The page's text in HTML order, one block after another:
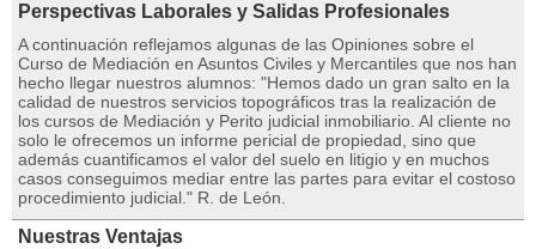
Perspectivas Laborales y Salidas Profesionales
A continuación reflejamos algunas de las Opiniones sobre el
Curso de Mediación en Asuntos Civiles y Mercantiles que nos han
hecho llegar nuestros alumnos: "Hemos dado un gran salto en la
calidad de nuestros servicios topográficos tras la realización de
los cursos de Mediación y Perito judicial inmobiliario. Al cliente no
solo le ofrecemos un informe pericial de propiedad, sino que
además cuantificamos el valor del suelo en litigio y en muchos
casos conseguimos mediar entre las partes para evitar el costoso
procedimiento judicial." R. de León.
Nuestras Ventajas